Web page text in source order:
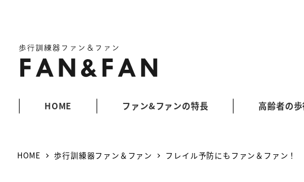
HOME ファン&ファンの特長 高齢者の
HOME 歩行訓練器ファン＆ファン フレイル予防にもファン＆ファン！